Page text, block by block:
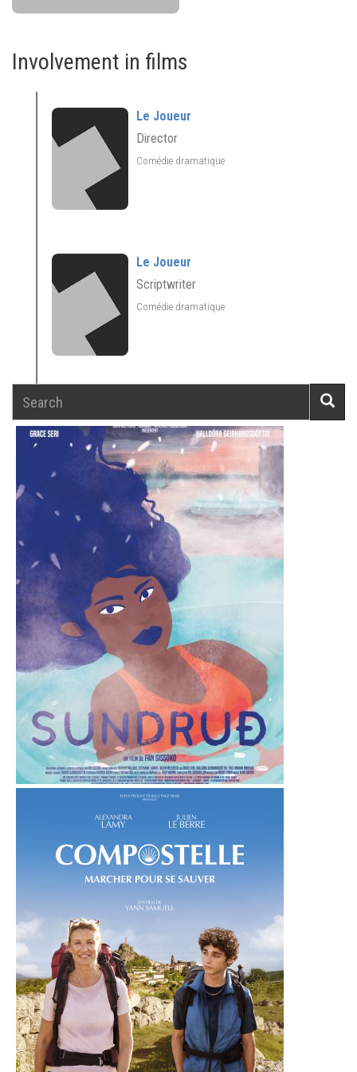
Involvement in films
Le Joueur
Director
Comédie dramatique
Le Joueur
Scriptwriter
Comédie dramatique